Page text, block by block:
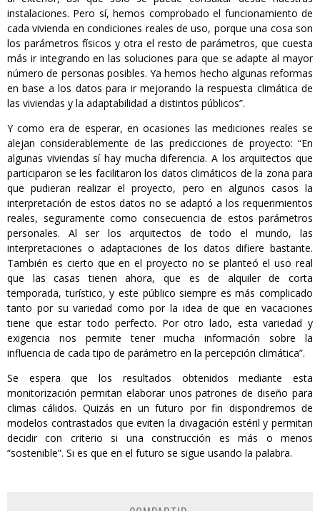
instalaciones. Pero sí, hemos comprobado el funcionamiento de
cada vivienda en condiciones reales de uso, porque una cosa son
los parámetros físicos y otra el resto de parámetros, que cuesta
más ir integrando en las soluciones para que se adapte al mayor
número de personas posibles. Ya hemos hecho algunas reformas
en base a los datos para ir mejorando la respuesta climática de
las viviendas y la adaptabilidad a distintos públicos”.
Y como era de esperar, en ocasiones las mediciones reales se
alejan considerablemente de las predicciones de proyecto: “En
algunas viviendas sí hay mucha diferencia. A los arquitectos que
participaron se les facilitaron los datos climáticos de la zona para
que pudieran realizar el proyecto, pero en algunos casos la
interpretación de estos datos no se adaptó a los requerimientos
reales, seguramente como consecuencia de estos parámetros
personales. Al ser los arquitectos de todo el mundo, las
interpretaciones o adaptaciones de los datos difiere bastante.
También es cierto que en el proyecto no se planteó el uso real
que las casas tienen ahora, que es de alquiler de corta
temporada, turístico, y este público siempre es más complicado
tanto por su variedad como por la idea de que en vacaciones
tiene que estar todo perfecto. Por otro lado, esta variedad y
exigencia nos permite tener mucha información sobre la
influencia de cada tipo de parámetro en la percepción climática”.
Se espera que los resultados obtenidos mediante esta
monitorización permitan elaborar unos patrones de diseño para
climas cálidos. Quizás en un futuro por fin dispondremos de
modelos contrastados que eviten la divagación estéril y permitan
decidir con criterio si una construcción es más o menos
“sostenible”. Si es que en el futuro se sigue usando la palabra.